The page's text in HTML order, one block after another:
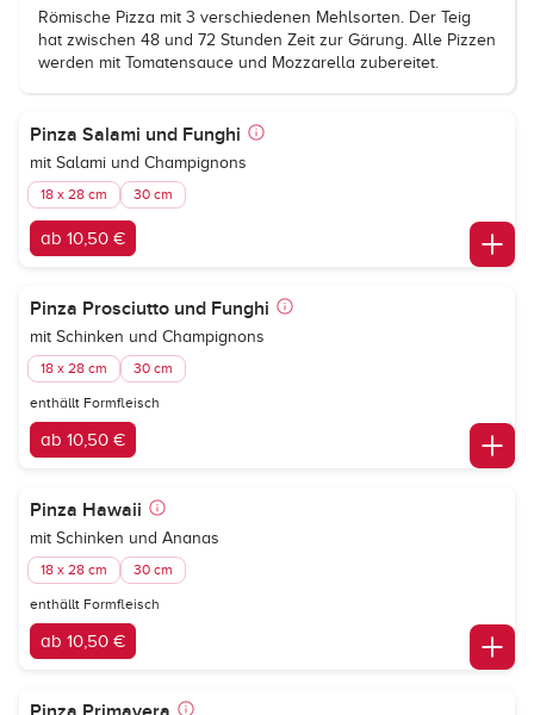
Römische Pizza mit 3 verschiedenen Mehlsorten. Der Teig
hat zwischen 48 und 72 Stunden Zeit zur Gärung. Alle Pizzen
werden mit Tomatensauce und Mozzarella zubereitet.
Pinza Salami und Funghi
mit Salami und Champignons
18 x 28 cm 30 cm
ab 10,50 €
Pinza Prosciutto und Funghi
mit Schinken und Champignons
18 x 28 cm 30 cm
enthällt Formfleisch
ab 10,50 €
Pinza Hawaii
mit Schinken und Ananas
18 x 28 cm 30 cm
enthällt Formfleisch
ab 10,50 €